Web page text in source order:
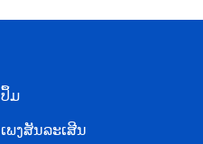
ປຶ້ມ
ເພງສັນລະເສີນ